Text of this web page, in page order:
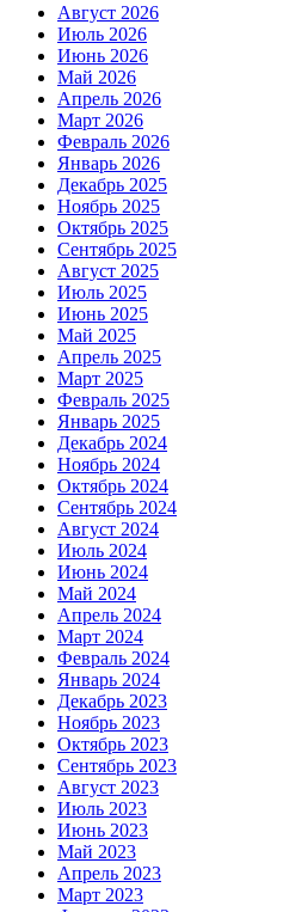
Август 2026
Июль 2026
Июнь 2026
Май 2026
Апрель 2026
Март 2026
Февраль 2026
Январь 2026
Декабрь 2025
Ноябрь 2025
Октябрь 2025
Сентябрь 2025
Август 2025
Июль 2025
Июнь 2025
Май 2025
Апрель 2025
Март 2025
Февраль 2025
Январь 2025
Декабрь 2024
Ноябрь 2024
Октябрь 2024
Сентябрь 2024
Август 2024
Июль 2024
Июнь 2024
Май 2024
Апрель 2024
Март 2024
Февраль 2024
Январь 2024
Декабрь 2023
Ноябрь 2023
Октябрь 2023
Сентябрь 2023
Август 2023
Июль 2023
Июнь 2023
Май 2023
Апрель 2023
Март 2023